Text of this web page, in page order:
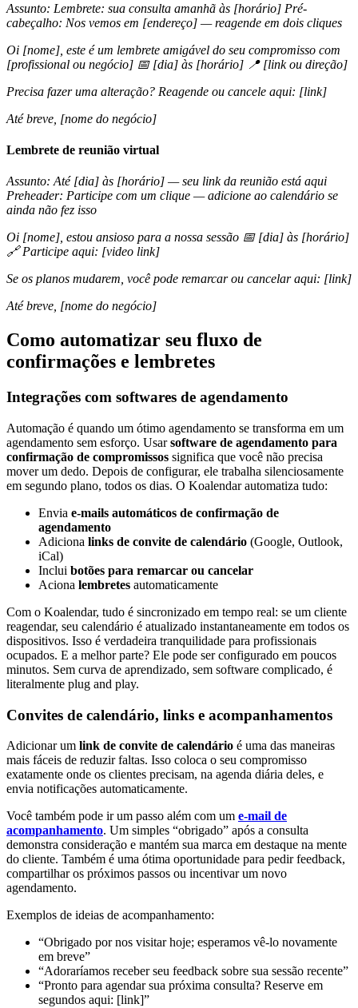
Assunto: Lembrete: sua consulta amanhã às [horário] Pré-
cabeçalho: Nos vemos em [endereço] — reagende em dois cliques
Oi [nome], este é um lembrete amigável do seu compromisso com
[profissional ou negócio] 📅 [dia] às [horário] 📍 [link ou direção]
Precisa fazer uma alteração? Reagende ou cancele aqui: [link]
Até breve, [nome do negócio]
Lembrete de reunião virtual
Assunto: Até [dia] às [horário] — seu link da reunião está aqui
Preheader: Participe com um clique — adicione ao calendário se
ainda não fez isso
Oi [nome], estou ansioso para a nossa sessão 📅 [dia] às [horário]
🔗 Participe aqui: [video link]
Se os planos mudarem, você pode remarcar ou cancelar aqui: [link]
Até breve, [nome do negócio]
Como automatizar seu fluxo de
confirmações e lembretes
Integrações com softwares de agendamento
Automação é quando um ótimo agendamento se transforma em um
agendamento sem esforço. Usarsoftware de agendamento para
confirmação de compromissos significa que você não precisa
mover um dedo. Depois de configurar, ele trabalha silenciosamente
em segundo plano, todos os dias. O Koalendar automatiza tudo:
Envia e-mails automáticos de confirmação de
agendamento
Adiciona links de convite de calendário (Google, Outlook,
iCal)
Inclui botões para remarcar ou cancelar
Aciona lembretes automaticamente
Com o Koalendar, tudo é sincronizado em tempo real: se um cliente
reagendar, seu calendário é atualizado instantaneamente em todos os
dispositivos. Isso é verdadeira tranquilidade para profissionais
ocupados. E a melhor parte? Ele pode ser configurado em poucos
minutos. Sem curva de aprendizado, sem software complicado, é
literalmente plug and play.
Convites de calendário, links e acompanhamentos
Adicionar um link de convite de calendário é uma das maneiras
mais fáceis de reduzir faltas. Isso coloca o seu compromisso
exatamente onde os clientes precisam, na agenda diária deles, e
envia notificações automaticamente.
Você também pode ir um passo além com um e-mail de
acompanhamento. Um simples “obrigado” após a consulta
demonstra consideração e mantém sua marca em destaque na mente
do cliente. Também é uma ótima oportunidade para pedir feedback,
compartilhar os próximos passos ou incentivar um novo
agendamento.
Exemplos de ideias de acompanhamento:
“Obrigado por nos visitar hoje; esperamos vê-lo novamente
em breve”
“Adoraríamos receber seu feedback sobre sua sessão recente”
“Pronto para agendar sua próxima consulta? Reserve em
segundos aqui: [link]”